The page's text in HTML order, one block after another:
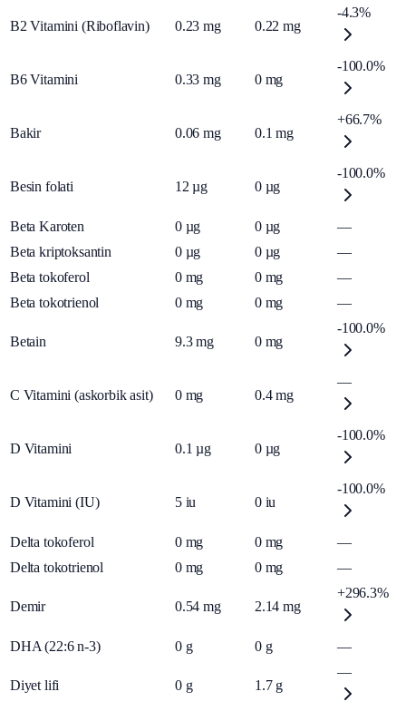
B2 Vitamini (Riboflavin) 0.23 mg 0.22 mg
-4.3%
B6 Vitamini 0.33 mg 0 mg
-100.0%
Bakir 0.06 mg 0.1 mg
+66.7%
Besin folati 12 µg 0 µg
-100.0%
Beta Karoten 0 µg 0 µg
—
Beta kriptoksantin
0 µg 0 µg
—
Beta tokoferol
0 mg 0 mg
—
Beta tokotrienol
0 mg 0 mg —
Betain 9.3 mg 0 mg
-100.0%
C Vitamini (askorbik asit) 0 mg 0.4 mg
—
D Vitamini 0.1 µg 0 µg
-100.0%
D Vitamini (IU) 5 iu 0 iu
-100.0%
Delta tokoferol 0 mg 0 mg
—
Delta tokotrienol
0 mg 0 mg —
Demir 0.54 mg 2.14 mg
+296.3%
DHA (22:6 n-3) 0 g 0 g —
Diyet lifi 0 g 1.7 g
—